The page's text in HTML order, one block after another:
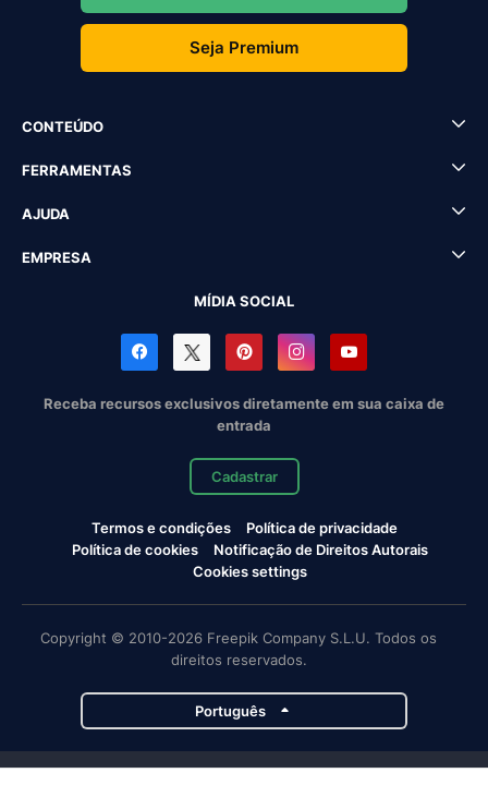
Seja Premium
CONTEÚDO
FERRAMENTAS
AJUDA
EMPRESA
MÍDIA SOCIAL
Receba recursos exclusivos diretamente em sua caixa de
entrada
Cadastrar
Termos e condições
Política de privacidade
Política de cookies
Notificação de Direitos Autorais
Cookies settings
Copyright © 2010-2026 Freepik Company S.L.U. Todos os
direitos reservados.
Português